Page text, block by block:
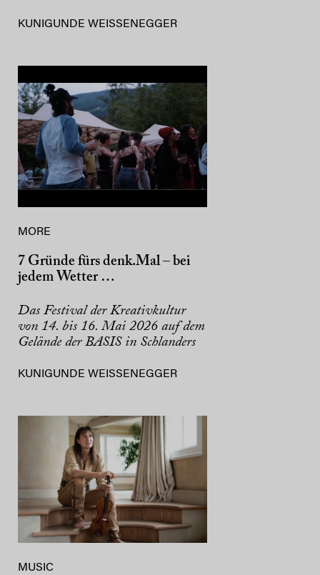
KUNIGUNDE WEISSENEGGER
MORE
7 Gründe fürs denk.Mal – bei
jedem Wetter …
Das Festival der Kreativkultur
von 14. bis 16. Mai 2026 auf dem
Gelände der BASIS in Schlanders
KUNIGUNDE WEISSENEGGER
MUSIC